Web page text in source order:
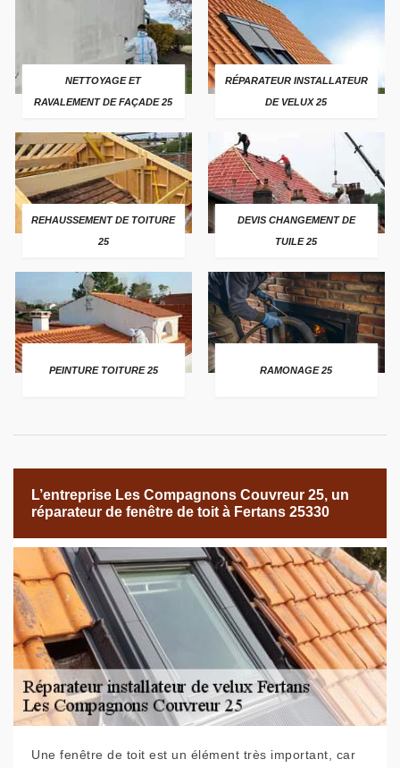
NETTOYAGE ET
RAVALEMENT DE FAÇADE 25
RÉPARATEUR INSTALLATEUR
DE VELUX 25
REHAUSSEMENT DE TOITURE
25
DEVIS CHANGEMENT DE
TUILE 25
PEINTURE TOITURE 25 RAMONAGE 25
L’entreprise Les Compagnons Couvreur 25, un
réparateur de fenêtre de toit à Fertans 25330
Une fenêtre de toit est un élément très important, car